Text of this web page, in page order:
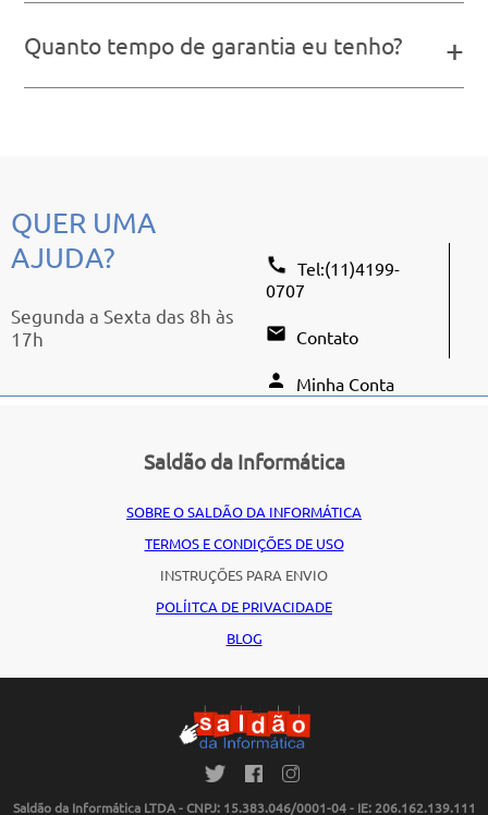
Quanto tempo de garantia eu tenho? +
QUER UMA
AJUDA?
Segunda a Sexta das 8h às
17h
Tel:(11)4199-
0707
Contato
Minha Conta
Saldão da Informática
SOBRE O SALDÃO DA INFORMÁTICA
TERMOS E CONDIÇÕES DE USO
INSTRUÇÕES PARA ENVIO
POLÍITCA DE PRIVACIDADE
BLOG
Saldão da Informática LTDA - CNPJ: 15.383.046/0001-04 - IE: 206.162.139.111